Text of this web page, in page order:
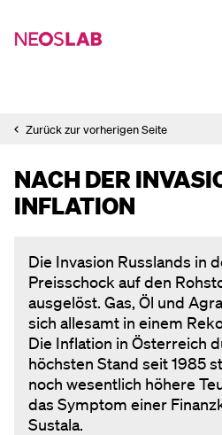
Zurück zur vorherigen Seite
NACH DER
INFLATION
Die Invasion Russlands in
Preisschock auf den
ausgelöst. Gas, Öl und
sich allesamt in einem
Die Inflation in Österreich
höchsten Stand seit 1985
noch wesentlich höhere
das Symptom einer
Sustala.